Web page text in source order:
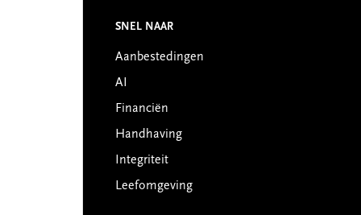
Footer
SNEL NAAR
Aanbestedingen
AI
Financiën
Handhaving
Integriteit
Leefomgeving